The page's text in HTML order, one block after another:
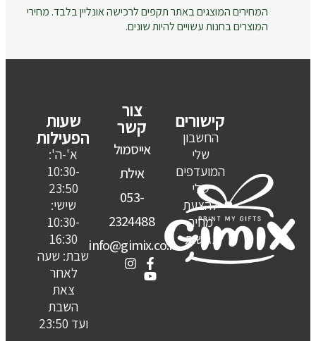
המחירים המוצגים באתר תקפים לרכישה אונליין בלבד. מחירי
המוצרים בחנות עשויים להיות שונים.
קישורים
החשבון
שלי
המועדפים
שלי
להצעת
מחיר
נגישות
צור
קשר
אייסמול
אילת
053-
2324488
info@gimix.co.il
שעות
הפעילות
א'-ה':
10:30-
23:50
שישי:
10:30-
16:30
שבת: שעה
לאחר
צאת
השבת
ועד 23:50